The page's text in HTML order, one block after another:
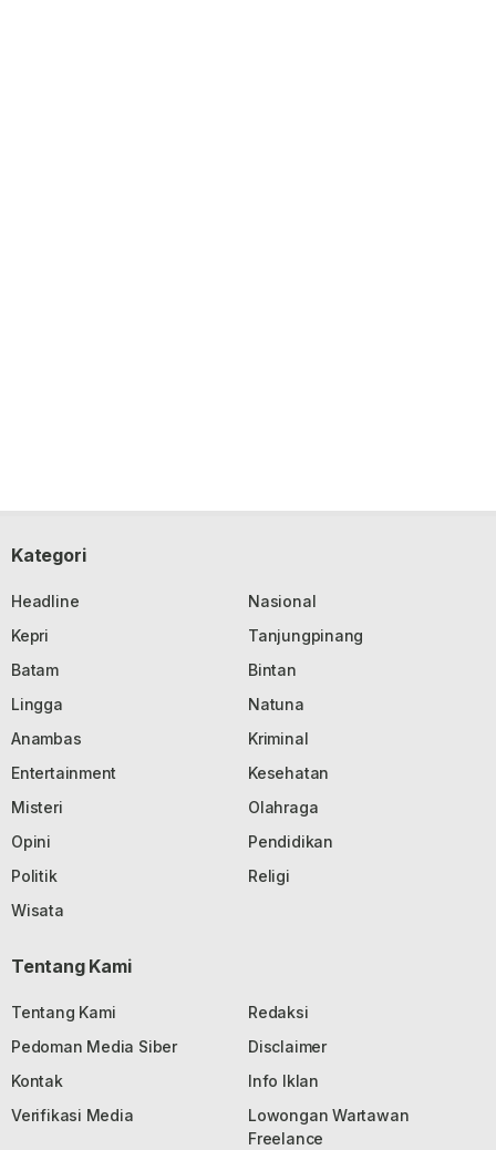
Kategori
Headline
Nasional
Kepri
Tanjungpinang
Batam
Bintan
Lingga
Natuna
Anambas
Kriminal
Entertainment
Kesehatan
Misteri
Olahraga
Opini
Pendidikan
Politik
Religi
Wisata
Tentang Kami
Tentang Kami
Redaksi
Pedoman Media Siber
Disclaimer
Kontak
Info Iklan
Verifikasi Media
Lowongan Wartawan
Freelance